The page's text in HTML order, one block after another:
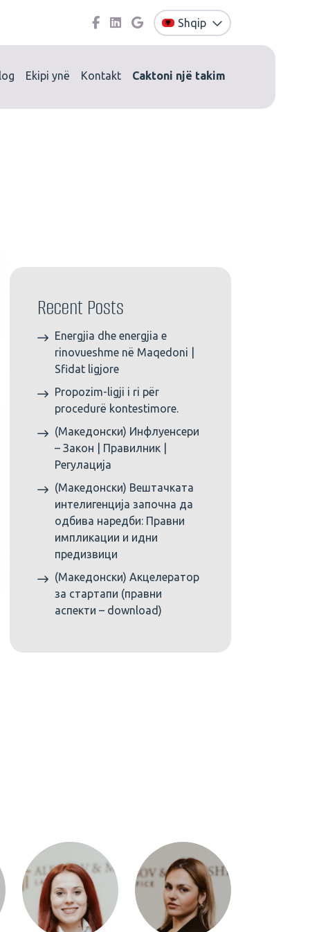
Shqip
Ekipi ynë Kontakt Caktoni një takim
Recent Posts
Energjia dhe energjia e
rinovueshme në Maqedoni |
Sfidat ligjore
Propozim-ligji i ri për
procedurë kontestimore.
(Македонски) Инфлуенсери
– Закон | Правилник |
Регулација
(Македонски) Вештачката
интелигенција започна да
одбива наредби: Правни
импликации и идни
предизвици
(Македонски) Акцелератор
за стартапи (правни
аспекти – download)